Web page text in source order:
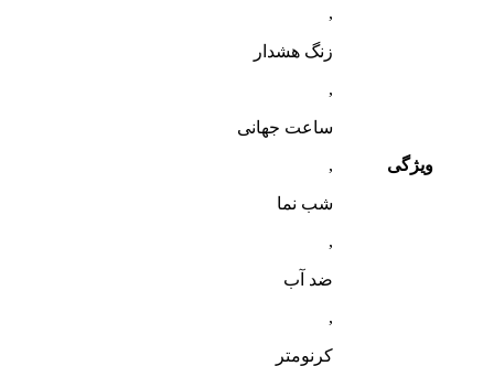
ویژگی
,
زنگ هشدار
,
ساعت جهانی
,
شب‌ نما
,
ضد آب
,
کرنومتر